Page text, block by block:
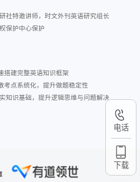
社特邀讲师，时文外刊英语研究组长
保护中心保护
搭建完整英语知识框架
考点系统化，提升做题稳定性
知识基础，提升逻辑思维与问题解决
电话
下载